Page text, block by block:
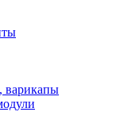
варикапы